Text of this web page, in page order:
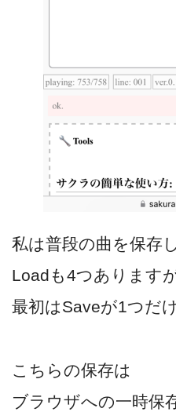
私は普段の曲を保存
Loadも4つあります
最初はSaveが1つだ
こちらの保存は
ブラウザへの一時保